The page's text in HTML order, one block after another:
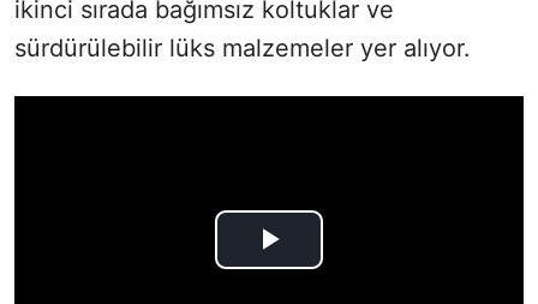
ikinci sırada bağımsız koltuklar ve
sürdürülebilir lüks malzemeler yer alıyor.